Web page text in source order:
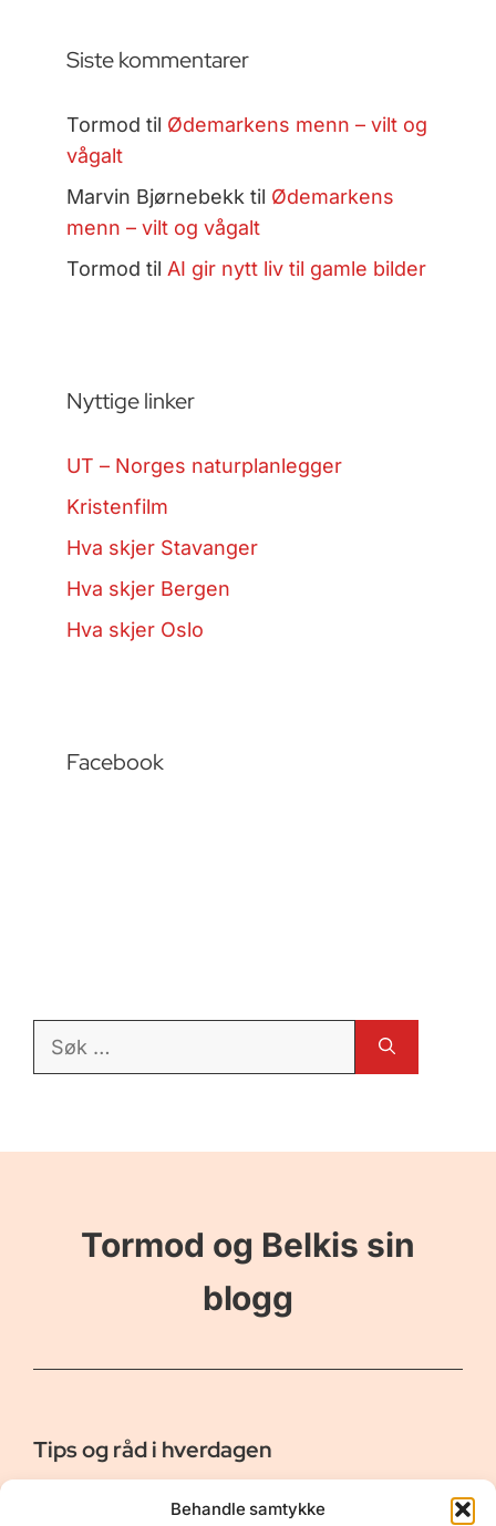
Behandle samtykke
Siste kommentarer
Tormod til Ødemarkens menn – vilt og
vågalt
Marvin Bjørnebekk til Ødemarkens
menn – vilt og vågalt
Tormod til AI gir nytt liv til gamle bilder
Nyttige linker
UT – Norges naturplanlegger
Kristenfilm
Hva skjer Stavanger
Hva skjer Bergen
Hva skjer Oslo
Facebook
Søk
Tormod og Belkis sin
blogg
Tips og råd i hverdagen
Er vår bloggside hvor vi ønsker å dele våre opplevelser og
gi deg råd og tips innen reiser, hotell - og restauranter,